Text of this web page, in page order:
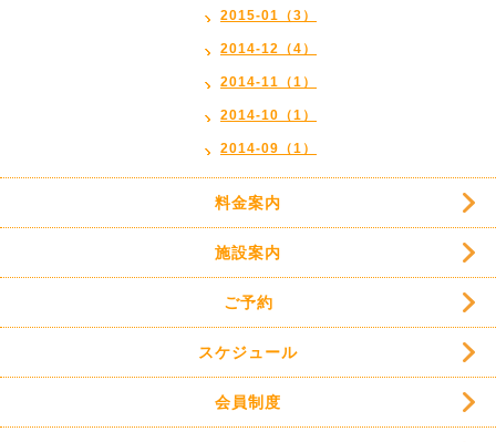
2015-01（3）
2014-12（4）
2014-11（1）
2014-10（1）
2014-09（1）
料金案内
施設案内
ご予約
スケジュール
会員制度